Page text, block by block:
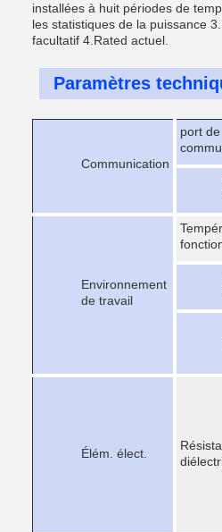
installées à huit périodes de
les statistiques de la puissance
facultatif 4.Rated actuel.
Paramètres
Communication
port de
Environnement
de travail
Élém. élect.